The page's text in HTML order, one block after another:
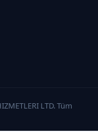
LTD. Tüm